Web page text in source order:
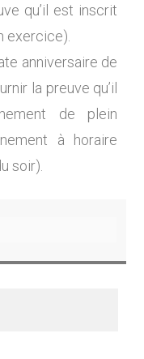
qu’il est inscrit
exercice).
anniversaire de
la preuve qu’il
de plein
à horaire
soir).